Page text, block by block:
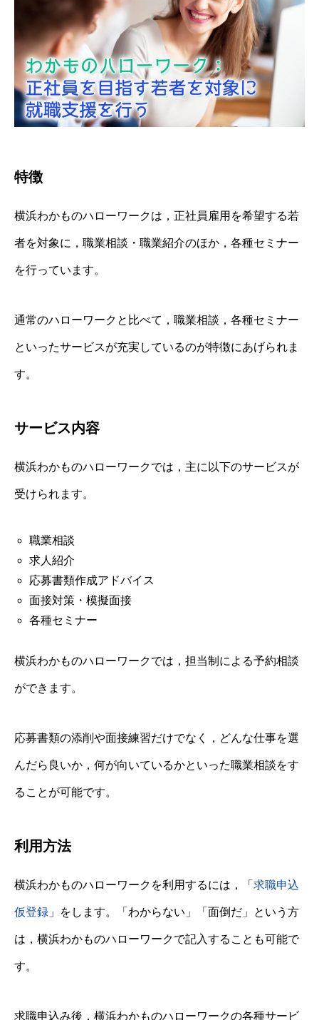
特徴
横浜わかものハローワークは，正社員雇用を希望する若
者を対象に，職業相談・職業紹介のほか，各種セミナー
を行っています。
通常のハローワークと比べて，職業相談，各種セミナー
といったサービスが充実しているのが特徴にあげられま
す。
サービス内容
横浜わかものハローワークでは，主に以下のサービスが
受けられます。
職業相談
求人紹介
応募書類作成アドバイス
面接対策・模擬面接
各種セミナー
横浜わかものハローワークでは，担当制による予約相談
ができます。
応募書類の添削や面接練習だけでなく，どんな仕事を選
んだら良いか，何が向いているかといった職業相談をす
ることが可能です。
利用方法
横浜わかものハローワークを利用するには，「 求職申込
仮登録 」をします。「わからない」「面倒だ」という方
は，横浜わかものハローワークで記入することも可能で
す。
求職申込み後，横浜わかものハローワークの各種サービ